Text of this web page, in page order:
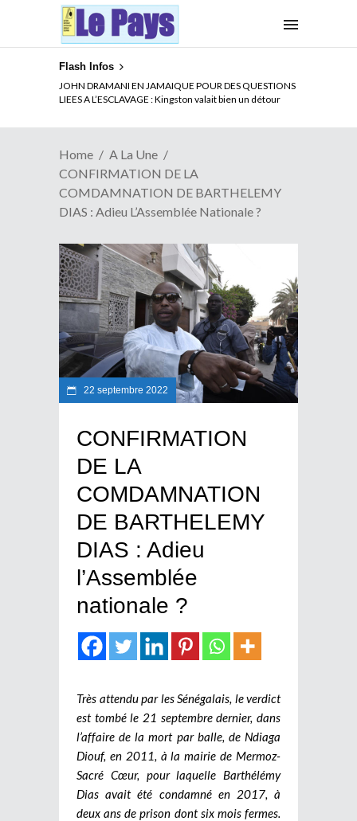
Flash Infos
JOHN DRAMANI EN JAMAIQUE POUR DES QUESTIONS
LIEES A L’ESCLAVAGE : Kingston valait bien un détour
ELECTION DE TALON A LA TETE DU SENAT BENINOIS :
Quand Patrice quitte le pouvoir sans partir !
Home
A La Une
CONFIRMATION DE LA
COMDAMNATION DE BARTHELEMY
DIAS : Adieu L’Assemblée Nationale ?
22 septembre 2022
CONFIRMATION
DE LA
COMDAMNATION
DE BARTHELEMY
DIAS : Adieu
l’Assemblée
nationale ?
Très attendu par les Sénégalais, le verdict
est tombé le 21 septembre dernier, dans
l’affaire de la mort par balle, de Ndiaga
Diouf, en 2011, à la mairie de Mermoz-
Sacré Cœur, pour laquelle Barthélémy
Dias avait été condamné en 2017, à
deux ans de prison dont six mois fermes.